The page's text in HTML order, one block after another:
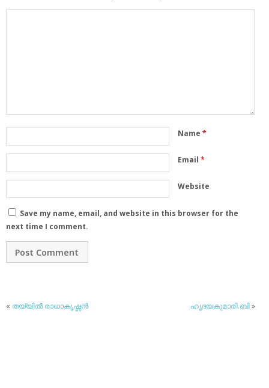
Name *
Email *
Website
Save my name, email, and website in this browser for the
next time I comment.
« തയ്യില്‍ രാധാകൃഷ്ണന്‍ ഹൃദയകുമാരി.ബി»